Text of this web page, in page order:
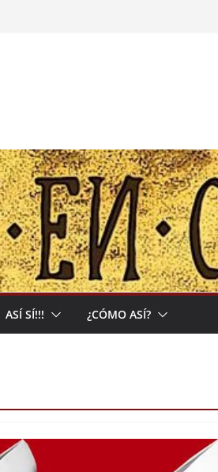
ASÍ SÍ!!! ¿CÓMO ASÍ?